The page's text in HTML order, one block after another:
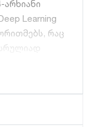
Learning
რაც